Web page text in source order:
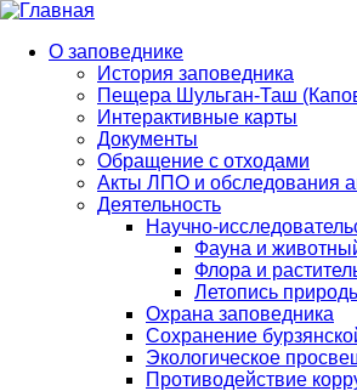
navigation
О заповеднике
История заповедника
Пещера Шульган-Таш
Интерактивные карты
Документы
Обращение с отходами
Акты ЛПО и обследования
Деятельность
Научно-
Фауна и
Флора и
Летопись
Охрана заповедника
Сохранение
Экологическое
Противодействие